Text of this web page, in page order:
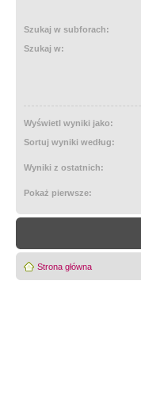
Szukaj w subforach:
Szukaj w:
Wyświetl wyniki jako:
Sortuj wyniki według:
Wyniki z ostatnich:
Pokaż pierwsze:
Strona główna